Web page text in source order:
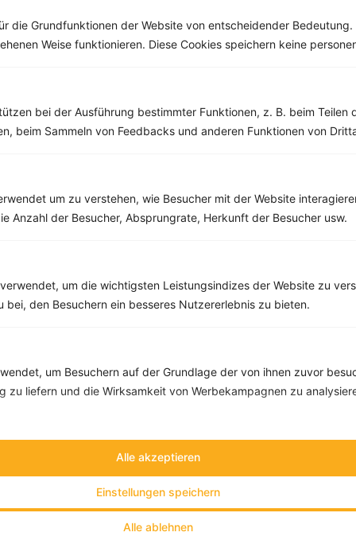
die Grundfunktionen der Website von entscheidender Bedeutung.
Weise funktionieren. Diese Cookies speichern keine
bei der Ausführung bestimmter Funktionen, z. B. beim Teilen
beim Sammeln von Feedbacks und anderen Funktionen von
um zu verstehen, wie Besucher mit der Website
Anzahl der Besucher, Absprungrate, Herkunft der Besucher usw.
um die wichtigsten Leistungsindizes der Website zu
bei, den Besuchern ein besseres Nutzererlebnis zu bieten.
um Besuchern auf der Grundlage der von ihnen zuvor
zu liefern und die Wirksamkeit von Werbekampagnen zu
Alle ablehnen
Einstellungen speichern
Alle akzeptieren
Alle Themen
Diäten
Gesunde Ernährung
Lebensmittel
Low Carb
Vegan
Vegetarisch
Vitalstoffe